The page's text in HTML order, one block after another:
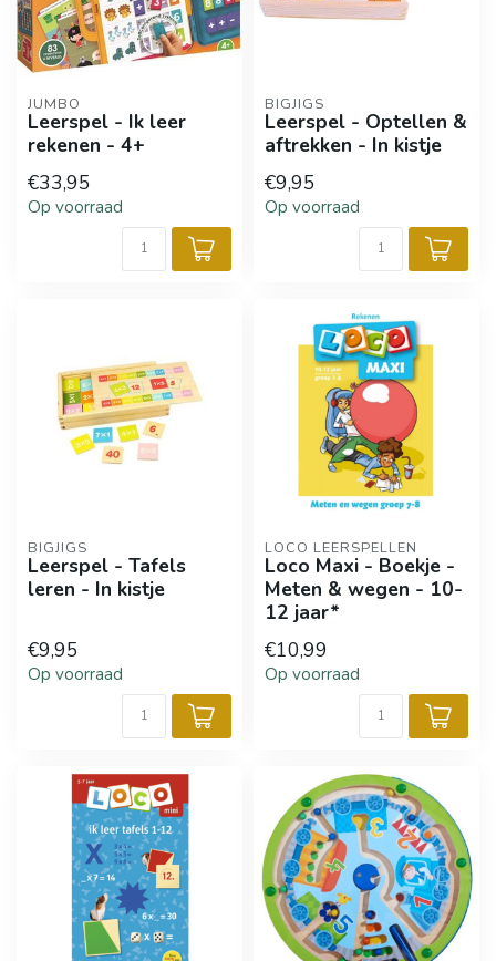
JUMBO
Leerspel - Ik leer
rekenen - 4+
€33,95
Op voorraad
BIGJIGS
Leerspel - Optellen &
aftrekken - In kistje
€9,95
Op voorraad
BIGJIGS
Leerspel - Tafels
leren - In kistje
€9,95
Op voorraad
LOCO LEERSPELLEN
Loco Maxi - Boekje -
Meten & wegen - 10-
12 jaar*
€10,99
Op voorraad